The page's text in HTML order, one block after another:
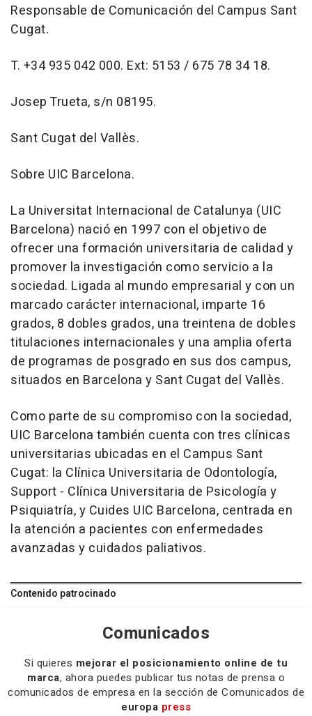
Responsable de Comunicación del Campus Sant
Cugat.
T. +34 935 042 000. Ext: 5153 / 675 78 34 18.
Josep Trueta, s/n 08195.
Sant Cugat del Vallès.
Sobre UIC Barcelona.
La Universitat Internacional de Catalunya (UIC
Barcelona) nació en 1997 con el objetivo de
ofrecer una formación universitaria de calidad y
promover la investigación como servicio a la
sociedad. Ligada al mundo empresarial y con un
marcado carácter internacional, imparte 16
grados, 8 dobles grados, una treintena de dobles
titulaciones internacionales y una amplia oferta
de programas de posgrado en sus dos campus,
situados en Barcelona y Sant Cugat del Vallès.
Como parte de su compromiso con la sociedad,
UIC Barcelona también cuenta con tres clínicas
universitarias ubicadas en el Campus Sant
Cugat: la Clínica Universitaria de Odontología,
Support - Clínica Universitaria de Psicología y
Psiquiatría, y Cuides UIC Barcelona, centrada en
la atención a pacientes con enfermedades
avanzadas y cuidados paliativos.
Contenido patrocinado
Comunicados
Si quieres mejorar el posicionamiento online de tu
marca, ahora puedes publicar tus notas de prensa o
comunicados de empresa en la sección de Comunicados de
europa press